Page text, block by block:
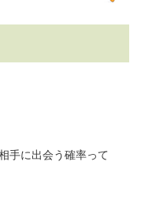
手に出会う確率って